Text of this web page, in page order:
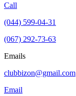
Call
(044) 599-04-31
(067) 292-73-63
Emails
clubbizon@gmail.com
Email